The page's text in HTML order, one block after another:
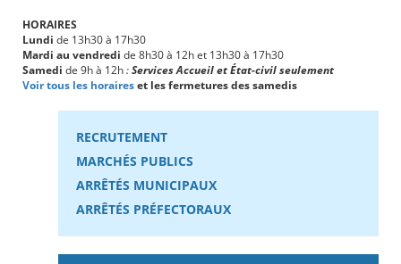
HORAIRES
Lundi de 13h30 à 17h30
Mardi au vendredi de 8h30 à 12h et 13h30 à 17h30
Samedi de 9h à 12h:Services Accueil et État-civil seulement
Voir tous les horaireset les fermetures des samedis
RECRUTEMENT
MARCHÉS PUBLICS
ARRÊTÉS MUNICIPAUX
ARRÊTÉS PRÉFECTORAUX